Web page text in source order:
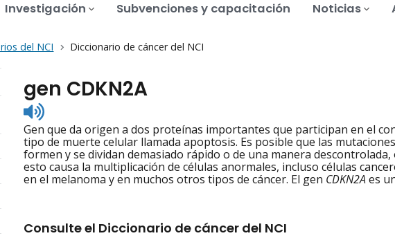
Investigación Subvenciones y capacitación Noticias
del NCI Diccionario de cáncer del NCI
gen CDKN2A
Listen
to
pronunciation
Gen que da origen a dos proteínas importantes que participan en el
tipo de muerte celular llamada apoptosis. Es posible que las
formen y se dividan demasiado rápido o de una manera
esto causa la multiplicación de células anormales, incluso células
en el melanoma y en muchos otros tipos de cáncer. El gen CDKN2Aes
Consulte el Diccionario de cáncer del NCI